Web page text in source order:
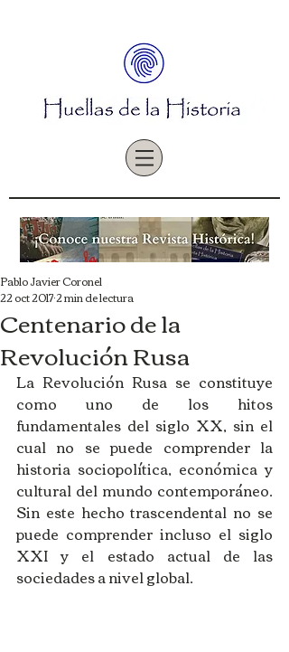
Centenario de la
Revolución Rusa
Pablo Javier Coronel
22 oct 20172 min de lectura
La Revolución Rusa se constituye
como uno de los hitos
fundamentales del siglo XX, sin el
cual no se puede comprender la
historia sociopolítica, económica y
cultural del mundo contemporáneo.
Sin este hecho trascendental no se
puede comprender incluso el siglo
XXI y el estado actual de las
sociedades a nivel global.